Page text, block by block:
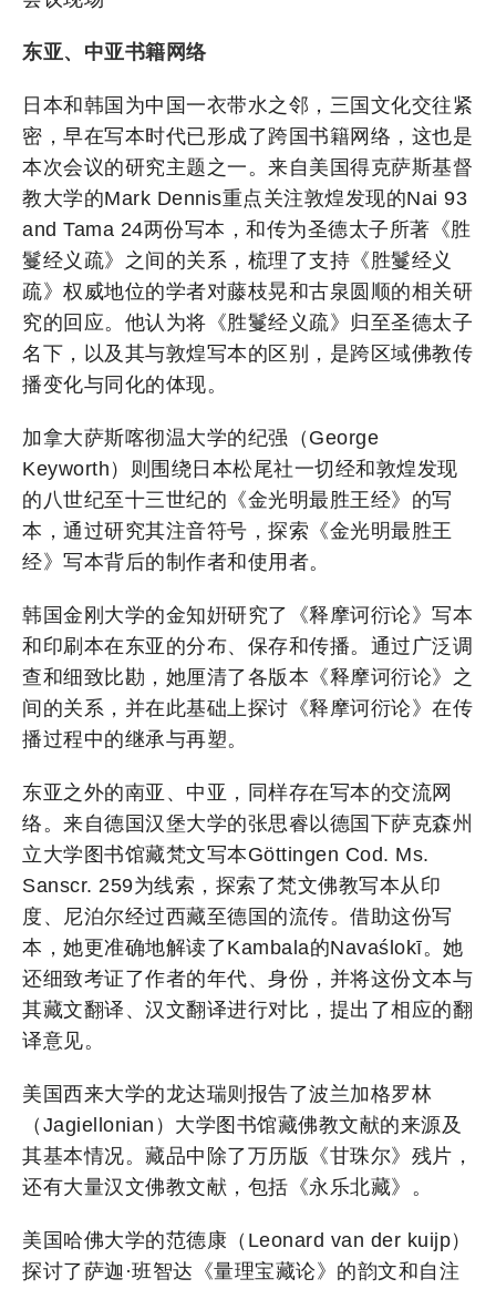
东亚、中亚书籍网络
日本和韩国为中国一衣带水之邻，三国文化交往紧
密，早在写本时代已形成了跨国书籍网络，这也是
本次会议的研究主题之一。来自美国得克萨斯基督
教大学的Mark Dennis重点关注敦煌发现的Nai 93
and Tama 24两份写本，和传为圣德太子所著《胜
鬘经义疏》之间的关系，梳理了支持《胜鬘经义
疏》权威地位的学者对藤枝晃和古泉圆顺的相关研
究的回应。他认为将《胜鬘经义疏》归至圣德太子
名下，以及其与敦煌写本的区别，是跨区域佛教传
播变化与同化的体现。
加拿大萨斯喀彻温大学的纪强（George
Keyworth）则围绕日本松尾社一切经和敦煌发现
的八世纪至十三世纪的《金光明最胜王经》的写
本，通过研究其注音符号，探索《金光明最胜王
经》写本背后的制作者和使用者。
韩国金刚大学的金知姸研究了《释摩诃衍论》写本
和印刷本在东亚的分布、保存和传播。通过广泛调
查和细致比勘，她厘清了各版本《释摩诃衍论》之
间的关系，并在此基础上探讨《释摩诃衍论》在传
播过程中的继承与再塑。
东亚之外的南亚、中亚，同样存在写本的交流网
络。来自德国汉堡大学的张思睿以德国下萨克森州
立大学图书馆藏梵文写本Göttingen Cod. Ms.
Sanscr. 259为线索，探索了梵文佛教写本从印
度、尼泊尔经过西藏至德国的流传。借助这份写
本，她更准确地解读了Kambala的Navaślokī。她
还细致考证了作者的年代、身份，并将这份文本与
其藏文翻译、汉文翻译进行对比，提出了相应的翻
译意见。
美国西来大学的龙达瑞则报告了波兰加格罗林
（Jagiellonian）大学图书馆藏佛教文献的来源及
其基本情况。藏品中除了万历版《甘珠尔》残片，
还有大量汉文佛教文献，包括《永乐北藏》。
美国哈佛大学的范德康（Leonard van der kuijp）
探讨了萨迦·班智达《量理宝藏论》的韵文和自注